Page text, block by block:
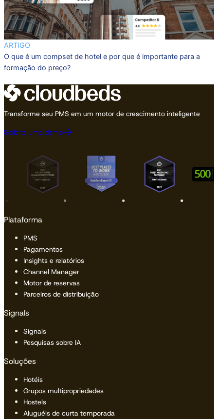
ARTIGO
O que é um compset de hotel e por que é importante para a
formação do preço?
Transforme seu PMS em um motor de crescimento inteligente
Solicite uma demo
Plataforma
PMS
Pagamentos
Insights e relatórios
Channel Manager
Motor de reservas
Parceiros de distribuição
Signals
Signals
Pesquisas sobre IA
Soluções
Hotéis
Grupos multipropriedades
Hostels
Aluguéis de curta temporada